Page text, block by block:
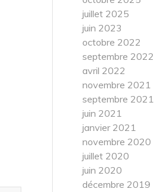
juillet 2025
juin 2023
octobre 2022
septembre 2022
avril 2022
novembre 2021
septembre 2021
juin 2021
janvier 2021
novembre 2020
juillet 2020
juin 2020
décembre 2019